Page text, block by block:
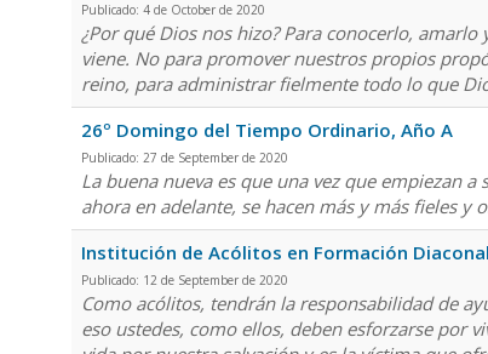
Publicado: 4 de October de 2020
¿Por qué Dios nos hizo? Para conocerlo,
viene. No para promover nuestros propios
reino, para administrar fielmente todo lo que
26º Domingo del Tiempo Ordinario, Año A
Publicado: 27 de September de 2020
La buena nueva es que una vez que empiezan
ahora en adelante, se hacen más y más fieles y
Institución de Acólitos en Formación Diaconal
Publicado: 12 de September de 2020
Como acólitos, tendrán la responsabilidad de
eso ustedes, como ellos, deben esforzarse por